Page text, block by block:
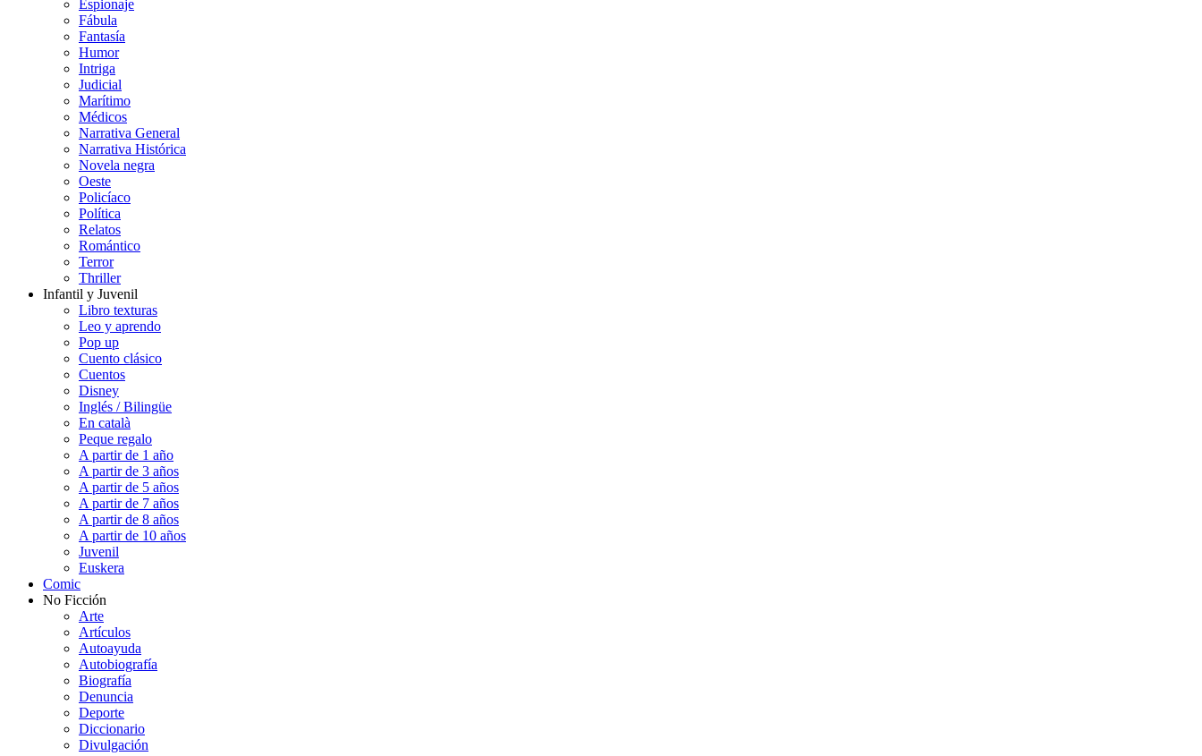
Espionaje
Fábula
Fantasía
Humor
Intriga
Judicial
Marítimo
Médicos
Narrativa General
Narrativa Histórica
Novela negra
Oeste
Policíaco
Política
Relatos
Romántico
Terror
Thriller
Infantil y Juvenil
Libro texturas
Leo y aprendo
Pop up
Cuento clásico
Cuentos
Disney
Inglés / Bilingüe
En català
Peque regalo
A partir de 1 año
A partir de 3 años
A partir de 5 años
A partir de 7 años
A partir de 8 años
A partir de 10 años
Juvenil
Euskera
Comic
No Ficción
Arte
Artículos
Autoayuda
Autobiografía
Biografía
Denuncia
Deporte
Diccionario
Divulgación